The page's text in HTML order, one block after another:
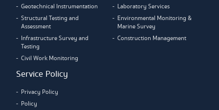
Geotechnical Instrumentation
Structural Testing and
Assessment
Infrastructure Survey and
Testing
Civil Work Monitoring
Laboratory Services
Environmental Monitoring &
Marine Survey
Construction Management
Service Policy
Privacy Policy
Policy